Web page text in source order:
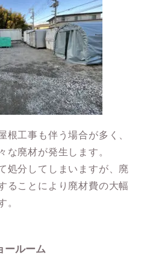
根工事も伴う場合が多く、
な廃材が発生します。
処分してしまいますが、廃
ることにより廃材費の大幅
。
ールーム